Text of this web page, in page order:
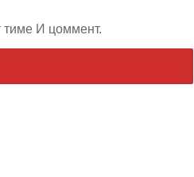
тиме И цоммент.